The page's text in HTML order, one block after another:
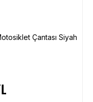
Çantası Siyah